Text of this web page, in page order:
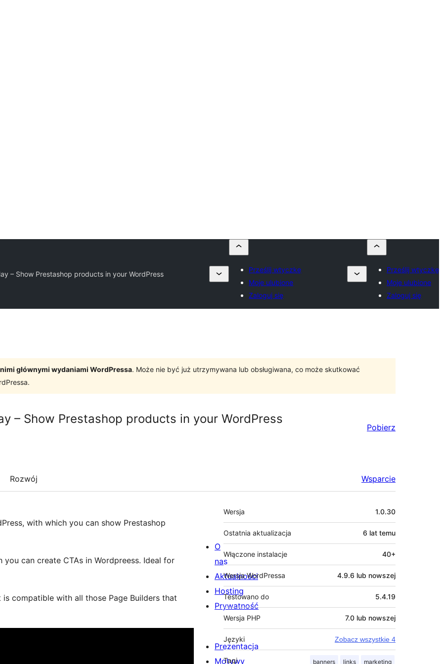
– Show Prestashop products in your WordPress
Prześlij wtyczkę
Moje ulubione
Zaloguj się
Prześlij wtyczkę
Moje ulubione
Zaloguj się
głównymi wydaniami WordPressa. Może nie być już utrzymywana lub obsługiwana, co może skutkować
– Show Prestashop products in your WordPress
Pobierz
Rozwój Wsparcie
with which you can show Prestashop
can create CTAs in Wordpreess. Ideal for
compatible with all those Page Builders that
Meta
Wersja 1.0.30
Ostatnia aktualizacja 6 lat temu
Włączone instalacje 40+
Wersja WordPressa 4.9.6 lub nowszej
Testowano do 5.4.19
Wersja PHP 7.0 lub nowszej
Języki Zobacz wszystkie 4
Tagi banners links marketing
O
nas
Aktualności
Hosting
Prywatność
Prezentacja
Motywy